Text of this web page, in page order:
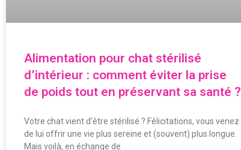
Alimentation pour chat stérilisé
d’intérieur : comment éviter la prise
de poids tout en préservant sa santé ?
Votre chat vient d’être stérilisé ? Félicitations, vous venez
de lui offrir une vie plus sereine et (souvent) plus longue.
Mais voilà, en échange de